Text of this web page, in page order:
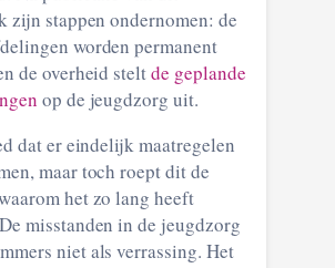
zijn stappen ondernomen: de
worden permanent
de overheid steltde geplande
op de jeugdzorg uit.
dat er eindelijk maatregelen
maar toch roept dit de
het zo lang heeft
misstanden in de jeugdzorg
niet als verrassing. Het